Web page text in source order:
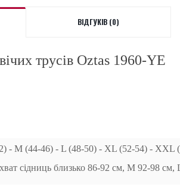
ВІДГУКІВ (0)
трусів Oztas 1960-YE
- M (44-46) - L (48-50) - XL (52-54) - XXL
сідниць близько 86-92 см, M 92-98